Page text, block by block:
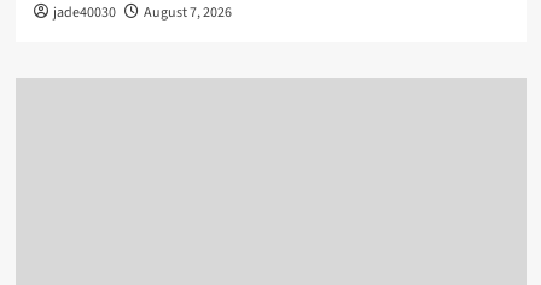
jade40030 August 7, 2026